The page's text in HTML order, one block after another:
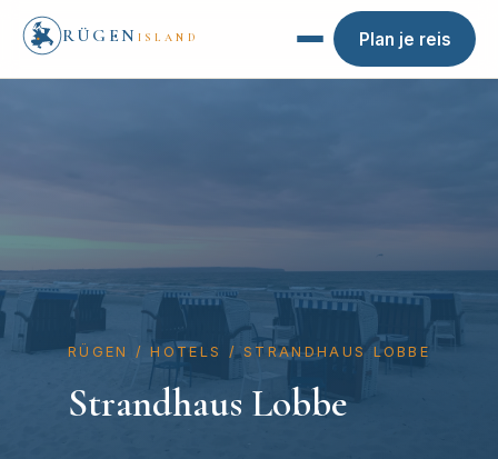
RÜGEN ISLAND Plan je reis
RÜGEN / HOTELS / STRANDHAUS LOBBE
Strandhaus Lobbe